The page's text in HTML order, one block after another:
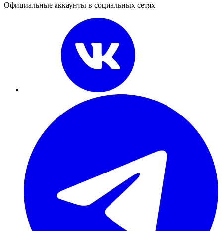
Официальные аккаунты в социальных сетях